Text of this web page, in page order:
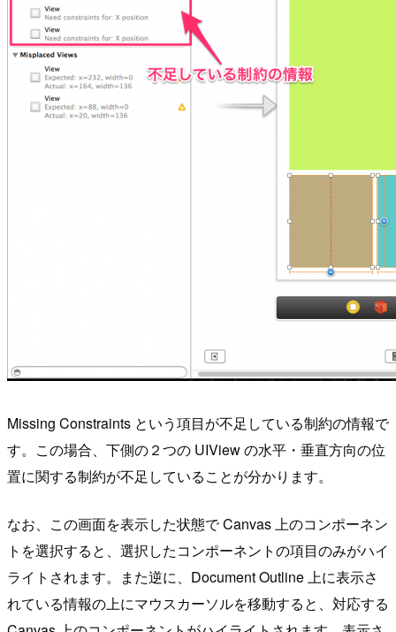
Missing Constraints という項目が不足している制約の情報で
す。この場合、下側の２つの UIView の水平・垂直方向の位
置に関する制約が不足していることが分かります。
なお、この画面を表示した状態で Canvas 上のコンポーネン
トを選択すると、選択したコンポーネントの項目のみがハイ
ライトされます。また逆に、Document Outline 上に表示さ
れている情報の上にマウスカーソルを移動すると、対応する